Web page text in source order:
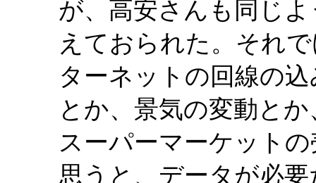
が、高安さんも同じ
えておられた。それ
ターネットの回線の
とか、景気の変動と
スーパーマーケット
思うと、データが必